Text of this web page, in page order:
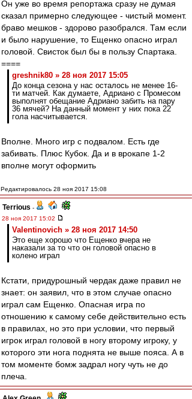
Он уже во время репортажа сразу не думая
сказал примерно следующее - чистый момент.
браво мешков - здорово разобрался. Там если
и было нарушение, то Ещенко опасно играл
головой. Свисток был бы в пользу Спартака.
====
greshnik80 » 28 ноя 2017 15:05
До конца сезона у нас осталось не менее 16-
ти матчей. Как думаете, Адриано с Промесом
выполнят обещание Адриано забить на пару
36 мячей? На данный момент у них пока 22
гола насчитывается.
Вполне. Много игр с подвалом. Есть где
забивать. Плюс Кубок. Да и в врокапе 1-2
вполне могут оформить
Редактировалось 28 ноя 2017 15:08
Terrious -
28 ноя 2017 15:02
Valentinovich » 28 ноя 2017 14:50
Это еще хорошо что Ещенко вчера не
наказали за то что он головой опасно в
колено играл
Кстати, придурошный чердак даже правил не
знает: он заявил, что в этом случае опасно
играл сам Ещенко. Опасная игра по
отношению к самому себе действительно есть
в правилах, но это при условии, что первый
игрок играл головой в ногу второму игроку, у
которого эти нога поднята не выше пояса. А в
том моменте бомж задрал ногу чуть не до
плеча.